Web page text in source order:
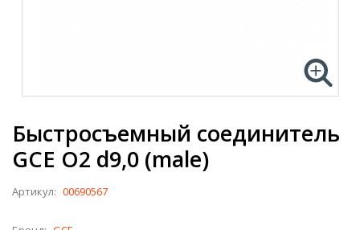
Быстросъемный соединитель
GCE O2 d9,0 (male)
Артикул: 00690567